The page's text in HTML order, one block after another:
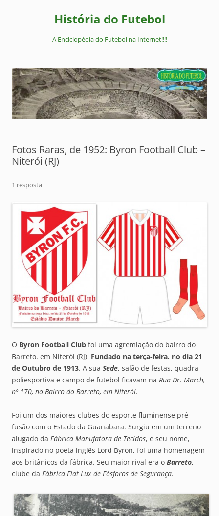
História do Futebol
A Enciclopédia do Futebol na Internet!!!!
Fotos Raras, de 1952: Byron Football Club –
Niterói (RJ)
1 resposta
O Byron Football Club foi uma agremiação do bairro do
Barreto, em Niterói (RJ). Fundado na terça-feira, no dia 21
de Outubro de 1913. A sua Sede, salão de festas, quadra
poliesportiva e campo de futebol ficavam na Rua Dr. March,
nº 170, no Bairro do Barreto, em Niterói.
Foi um dos maiores clubes do esporte fluminense pré-
fusão com o Estado da Guanabara. Surgiu em um terreno
alugado da Fábrica Manufatora de Tecidos, e seu nome,
inspirado no poeta inglês Lord Byron, foi uma homenagem
aos britânicos da fábrica. Seu maior rival era o Barreto,
clube da Fábrica Fiat Lux de Fósforos de Segurança.